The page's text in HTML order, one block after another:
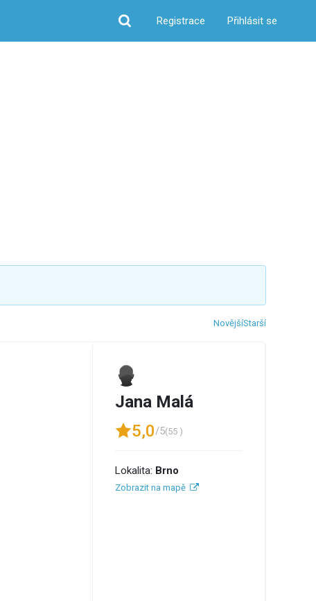
Hledat
Registrace Přihlásit se
NovějšíStarší
Jana Malá
5,0/5(55 )
Lokalita: Brno
Zobrazit na mapě